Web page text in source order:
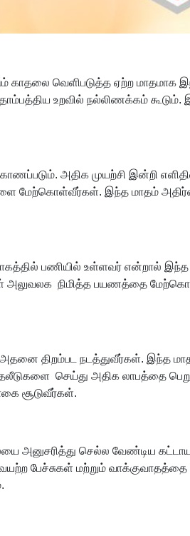
காதலை வெளிபடுத்த ஏற்ற மாதமாக
உறவில் நல்லிணக்கம்
அதிக முயற்சி இன்றி
மேற்கொள்வீர்கள். இந்த மாதம்
பணியில் உள்ளவர் என்றால் இந்த
அலுவலக நிமித்த பயணத்தை
திறம்பட நடத்துவீர்கள். இந்த
செய்து அதிக லாபத்தை
சூடுவீர்கள்.
அனுசரித்து செல்ல வேண்டிய
பேச்சுகள் மற்றும்